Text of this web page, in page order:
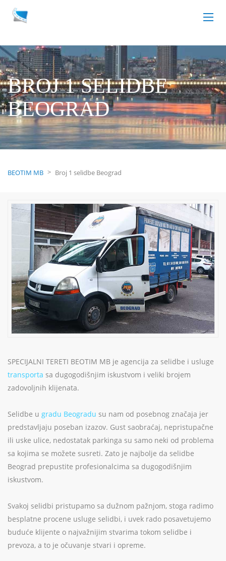
BROJ 1 SELIDBE
BEOGRAD
BEOTIM MB > Broj 1 selidbe Beograd
SPECIJALNI TERETI BEOTIM MB je agencija za selidbe i usluge
transporta sa dugogodišnjim iskustvom i veliki brojem
zadovoljnih klijenata.
Selidbe u gradu Beogradu su nam od posebnog značaja jer
predstavljaju poseban izazov. Gust saobraćaj, nepristupačne
ili uske ulice, nedostatak parkinga su samo neki od problema
sa kojima se možete susreti. Zato je najbolje da selidbe
Beograd prepustite profesionalcima sa dugogodišnjim
iskustvom.
Svakoj selidbi pristupamo sa dužnom pažnjom, stoga radimo
besplatne procene usluge selidbi, i uvek rado posavetujemo
buduće klijente o najvažnijim stvarima tokom selidbe i
prevoza, a to je očuvanje stvari i opreme.